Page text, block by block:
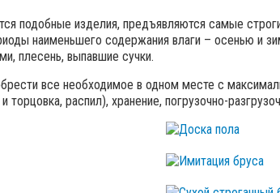
подобные изделия, предъявляются самые
наименьшего содержания влаги – осенью и
плесень, выпавшие сучки.
все необходимое в одном месте с
торцовка, распил), хранение, погрузочно-ДОСКА ПОЛА
ИМИТАЦИЯ
СУХОЙ